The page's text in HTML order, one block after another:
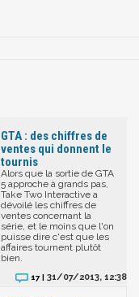
GTA : des chiffres de
ventes qui donnent le
tournis
Alors que la sortie de GTA
5 approche à grands pas,
Take Two Interactive a
dévoilé les chiffres de
ventes concernant la
série, et le moins que l'on
puisse dire c'est que les
affaires tournent plutôt
bien.
17 | 31/07/2013, 12:38